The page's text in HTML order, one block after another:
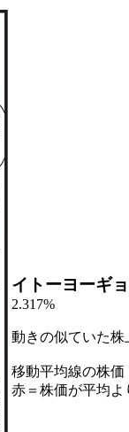
イトーヨーギ
2.317%
動きの似ていた
移動平均線の株価
赤＝株価が平均